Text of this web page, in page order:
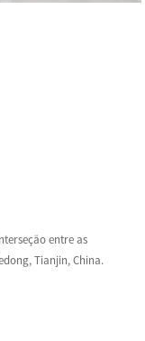
entre as
Tianjin, China.